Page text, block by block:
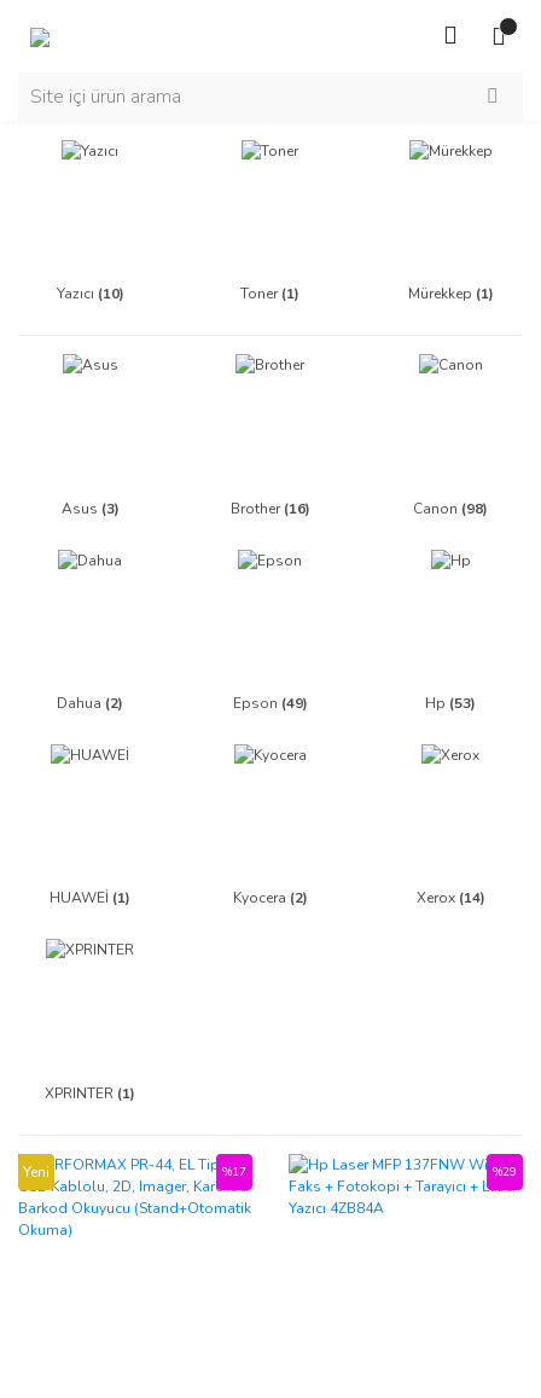
Yazıcı (10) Toner(1) Mürekkep (1)
Asus (3) Brother(16) Canon (98)
Dahua (2) Epson (49) Hp (53)
HUAWEİ (1) Kyocera (2) Xerox (14)
XPRINTER (1)
Yeni %17 %29